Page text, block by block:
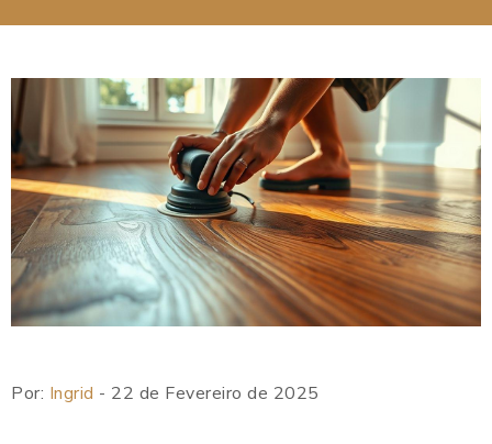
Por: Ingrid - 22 de Fevereiro de 2025